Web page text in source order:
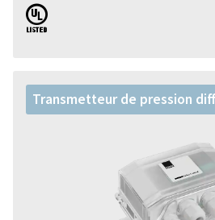
UL
Transmetteur de pression